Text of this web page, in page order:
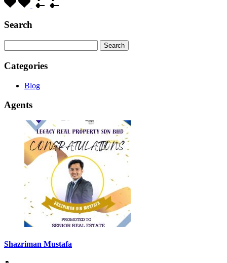
Search
for:
Categories
Blog
Agents
Shazriman Mustafa